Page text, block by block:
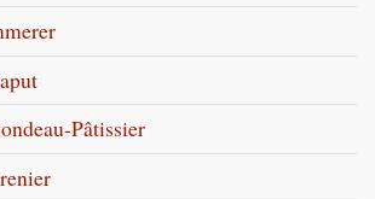
Pâtissier